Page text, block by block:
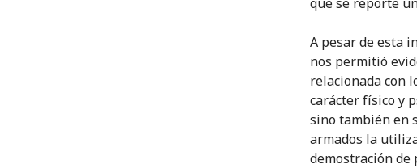
A pesar de esta
nos permitió
relacionada con
carácter físico y
sino también en
armados la
demostración de